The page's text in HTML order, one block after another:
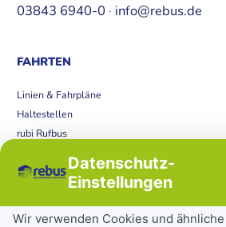
03843 6940-0 · info@rebus.de
FAHRTEN
Linien & Fahrpläne
Haltestellen
rubi Rufbus
Störungen
Tickets & Tarife
Datenschutz-
Einstellungen
Wir verwenden Cookies und